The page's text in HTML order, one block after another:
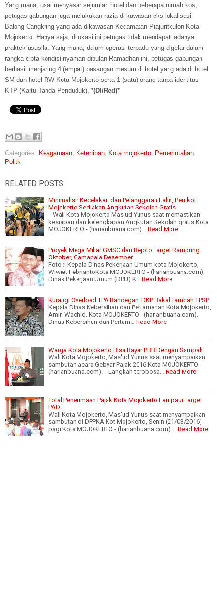
Yang mana, usai menyasar sejumlah hotel dan beberapa rumah kos,
petugas gabungan juga melakukan razia di kawasan eks lokalisasi
Balong Cangkring yang ada dikawasan Kecamatan Prajuritkulon Kota
Mojokerto. Hanya saja, dilokasi ini petugas tidak mendapati adanya
praktek asusila. Yang mana, dalam operasi terpadu yang digelar dalam
rangka cipta kondisi nyaman dibulan Ramadhan ini, petugas gabungan
berhasil menjaring 4 (empat) pasangan mesum di hotel yang ada di hotel
SM dan hotel RW Kota Mojokerto serta 1 (satu) orang tanpa identitas
KTP (Kartu Tanda Penduduk). *(DI/Red)*
Categories: Keagamaan Ketertiban Kota mojokerto Pemerintahan
Politk
RELATED POSTS:
Minimalisir Kecelakan dan Pelanggaran Lalin, Pemkot
Mojokerto Sediakan Angkutan Sekolah Gratis
Wali Kota Mojokerto Mas'ud Yunus saat memastikan
kesiapan dan kelengkapan Angkutan Sekolah gratis.Kota
MOJOKERTO - (harianbuana.com)…
Read More
Proyek Mega Miliar GMSC dan Rejoto Target Rampung
Oktober, Gamapala Desember
Foto : Kepala Dinas Pekerjaan Umum kota Mojokerto,
Wiwiet FebriantoKota MOJOKERTO - (harianbuana.com).
Dinas Pekerjaan Umum (DPU) K…
Read More
Kurangi Overload TPA Randegan, DKP Bakal Tambah TPSP
Kepala Dinas Kebersihan dan Pertamanan Kota Mojokerto,
Amin Wachid. Kota MOJOKERTO - (harianbuana.com).
Dinas Kebersihan dan Pertam…
Read More
Warga Kota Mojokerto Bisa Bayar PBB Dengan Sampah
Wali Kota Mojokerto, Mas'ud Yunus saat menyampaikan
sambutan acara Gebyar Pajak 2016.Kota MOJOKERTO -
(harianbuana.com). Langkah terobosa…
Read More
Total Penerimaan Pajak Kota Mojokerto Lampaui Target
PAD
Wali Kota Mojokerto, Mas'ud Yunus saat menyampaikan
sambutan di DPPKA Kot Mojokerto, Senin (21/03/2016)
pagi Kota MOJOKERTO - (harianbuana.com).…
Read More